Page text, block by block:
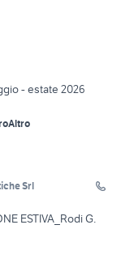
- estate 2026
Altro
Srl
ESTIVA_Rodi G.